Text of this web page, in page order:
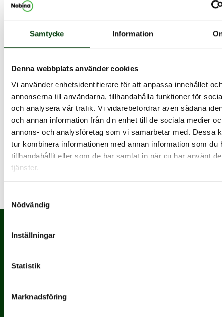
Samtycke Information
Denna webbplats använder cookies
Vi använder enhetsidentifierare för att anpassa innehållet och
annonserna till användarna, tillhandahålla funktioner för
och analysera vår trafik. Vi vidarebefordrar även sådana
och annan information från din enhet till de sociala medier
annons- och analysföretag som vi samarbetar med. Dessa
tur kombinera informationen med annan information som du
tillhandahållit eller som de har samlat in när du har använt
tjänster.
Nödvändig
Inställningar
Statistik
Marknadsföring
_gid
creating an analytics report
of how the website is
including the number
they have come from, and
the pages viisted in an
anonymous form.
_gat Analytics
Used to throttle request
rate. If Google Analytics is
deployed via Google Tag
named _dc_gtm_<property-
id>.